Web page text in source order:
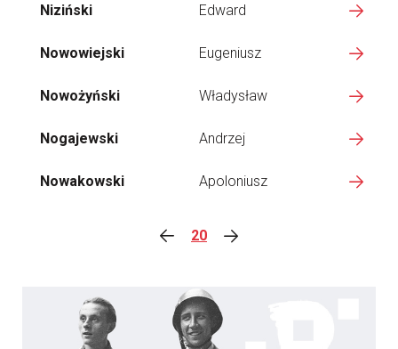
Niziński Edward
Nowowiejski Eugeniusz
Nowożyński Władysław
Nogajewski Andrzej
Nowakowski Apoloniusz
20